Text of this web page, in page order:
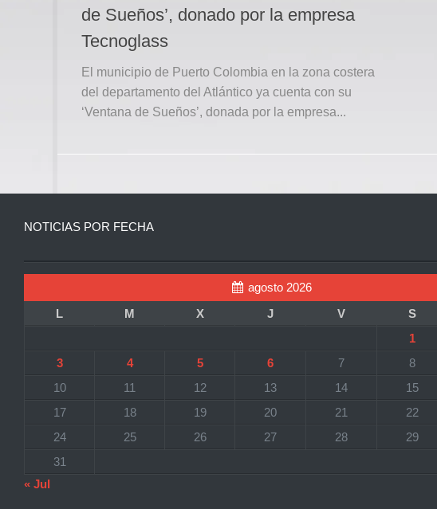
de Sueños’, donado por la empresa
Tecnoglass
El municipio de Puerto Colombia en la zona costera
del departamento del Atlántico ya cuenta con su
‘Ventana de Sueños’, donada por la empresa...
NOTICIAS POR FECHA
agosto 2026
L
M X J V S
1
3
4 5 6 7 8
10
11 12 13 14 15
17
18 19 20 21 22
24
25 26 27 28 29
31
« Jul